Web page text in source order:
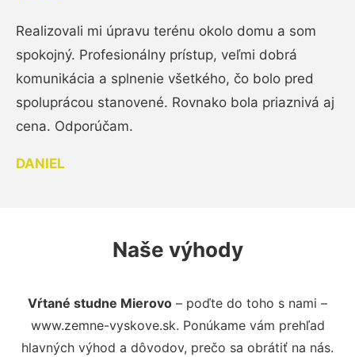
Realizovali mi úpravu terénu okolo domu a som
spokojný. Profesionálny prístup, veľmi dobrá
komunikácia a splnenie všetkého, čo bolo pred
spoluprácou stanovené. Rovnako bola priaznivá aj
cena. Odporúčam.
DANIEL
Naše výhody
Vŕtané studne Mierovo – poďte do toho s nami –
www.zemne-vyskove.sk. Ponúkame vám prehľad
hlavných výhod a dôvodov, prečo sa obrátiť na nás.